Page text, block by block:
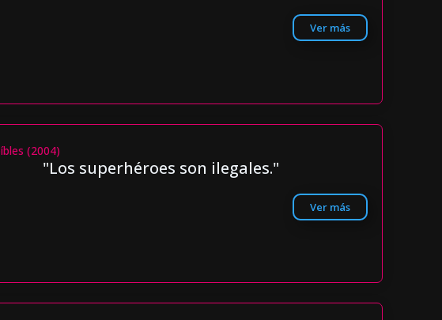
Ver más
(2004)
"Los superhéroes son ilegales."
Ver más